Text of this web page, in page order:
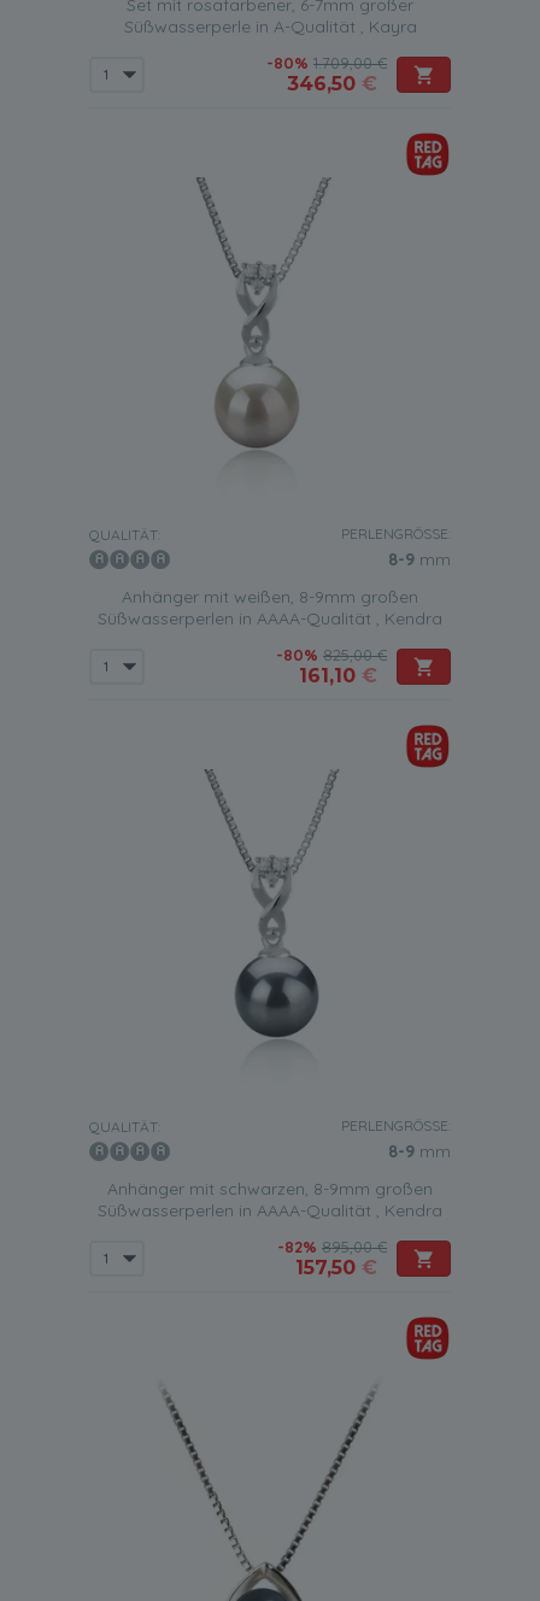
Set mit rosafarbener, 6-7mm großer
Süßwasserperle in A-Qualität , Kayra
-80% 1.709,00 €
346,50 €
QUALITÄT: PERLENGRÖSSE:
8-9 mm
Anhänger mit weißen, 8-9mm großen
Süßwasserperlen in AAAA-Qualität , Kendra
-80% 825,00 €
161,10 €
QUALITÄT: PERLENGRÖSSE:
8-9 mm
Anhänger mit schwarzen, 8-9mm großen
Süßwasserperlen in AAAA-Qualität , Kendra
-82% 895,00 €
157,50 €